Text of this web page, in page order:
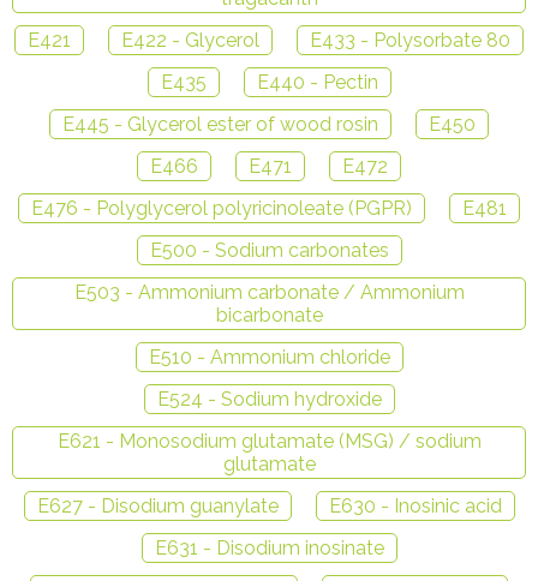
E421
E422 - Glycerol
E433 - Polysorbate 80
E435
E440 - Pectin
E445 - Glycerol ester of wood rosin
E450
E466
E471
E472
E476 - Polyglycerol polyricinoleate (PGPR)
E481
E500 - Sodium carbonates
E503 - Ammonium carbonate / Ammonium
bicarbonate
E510 - Ammonium chloride
E524 - Sodium hydroxide
E621 - Monosodium glutamate (MSG) / sodium
glutamate
E627 - Disodium guanylate
E630 - Inosinic acid
E631 - Disodium inosinate